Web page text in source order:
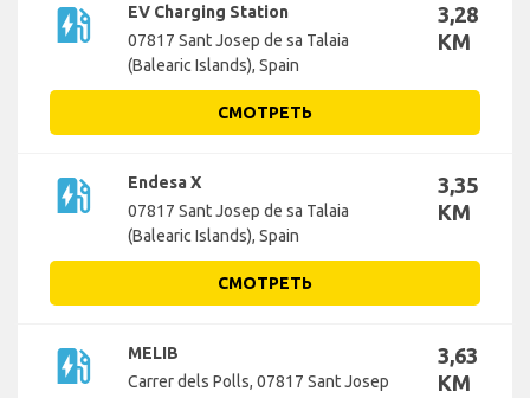
ev_station
EV Charging Station
07817 Sant Josep de sa Talaia
(Balearic Islands), Spain
3,28
KM
СМОТРЕТЬ
ev_station
Endesa X
07817 Sant Josep de sa Talaia
(Balearic Islands), Spain
3,35
KM
СМОТРЕТЬ
ev_station
MELIB
Carrer dels Polls, 07817 Sant Josep
3,63
KM